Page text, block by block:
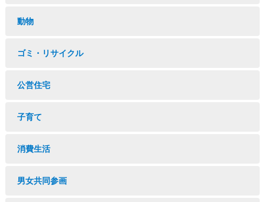
動物
ゴミ・リサイクル
公営住宅
子育て
消費生活
男女共同参画